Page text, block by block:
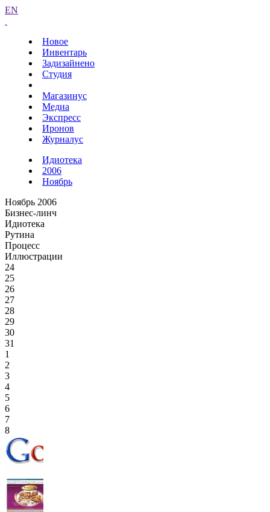
EN
Новое
Инвентарь
Задизайнено
Студия
Магазинус
Медиа
Экспресс
Иронов
Журналус
Идиотека
2006
Ноябрь
Ноябрь 2006
Бизнес-линч
Идиотека
Рутина
Процесс
Иллюстрации
24
25
26
27
28
29
30
31
1
2
3
4
5
6
7
8